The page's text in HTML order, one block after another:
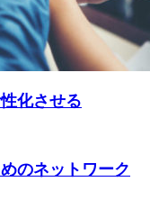
化させる
のネットワーク